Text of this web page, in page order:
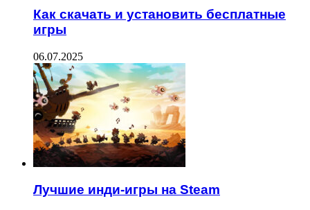
Как скачать и установить бесплатные
игры
06.07.2025
Лучшие инди-игры на Steam